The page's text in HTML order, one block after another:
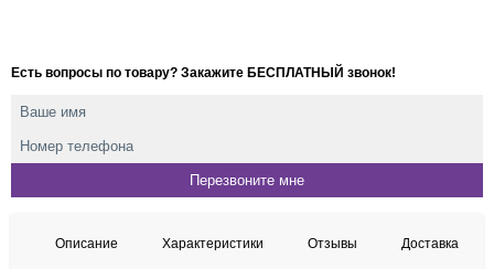
Есть вопросы по товару? Закажите БЕСПЛАТНЫЙ звонок!
Описание Характеристики Отзывы Доставка